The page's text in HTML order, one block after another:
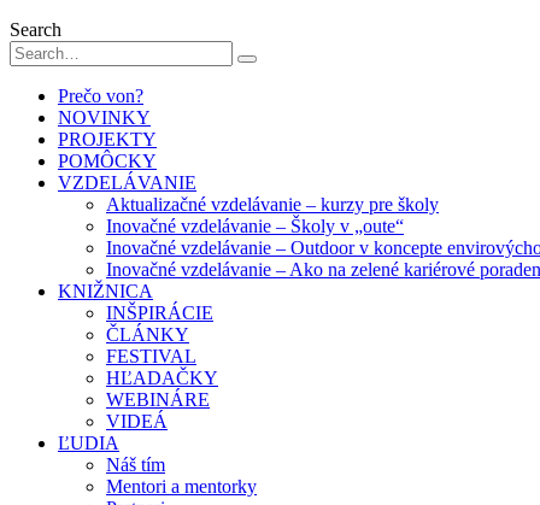
Search
Prečo von?
NOVINKY
PROJEKTY
POMÔCKY
VZDELÁVANIE
Aktualizačné vzdelávanie – kurzy pre školy
Inovačné vzdelávanie – Školy v „oute“
Inovačné vzdelávanie – Outdoor v koncepte
Inovačné vzdelávanie – Ako na zelené kariérové
KNIŽNICA
INŠPIRÁCIE
ČLÁNKY
FESTIVAL
HĽADAČKY
WEBINÁRE
VIDEÁ
ĽUDIA
Náš tím
Mentori a mentorky